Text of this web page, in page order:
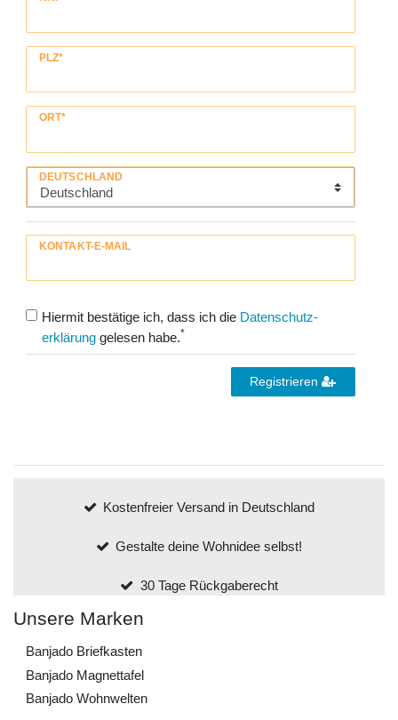
PLZ*
ORT*
DEUTSCHLAND
KONTAKT-E-MAIL
Hiermit bestätige ich, dass ich die Daten­schutz­
erklärung gelesen habe.*
Registrieren
Kostenfreier Versand in Deutschland
Gestalte deine Wohnidee selbst!
30 Tage Rückgaberecht
Unsere Marken
Banjado Briefkasten
Banjado Magnettafel
Banjado Wohnwelten